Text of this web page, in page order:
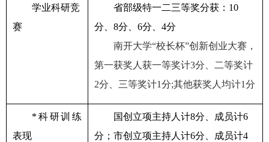
学业科研竞
赛
省部级特一二三等奖分获： 10
分、 8分、 6分、 4分
南开大学“校长杯”创新创业大赛，
第一获奖人获一等奖计3分、二等奖计
2分、三等奖计1分;其他获奖人均计1分
* 科研训练
表现
国创立项主持人计8分、成员计6
分；市创立项主持人计6分、成员计4